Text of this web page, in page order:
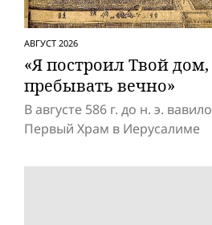
АВГУСТ 2026
«Я построил Твой
пребывать вечно»
В августе 586 г. до н. э.
Первый Храм в Иерусалиме